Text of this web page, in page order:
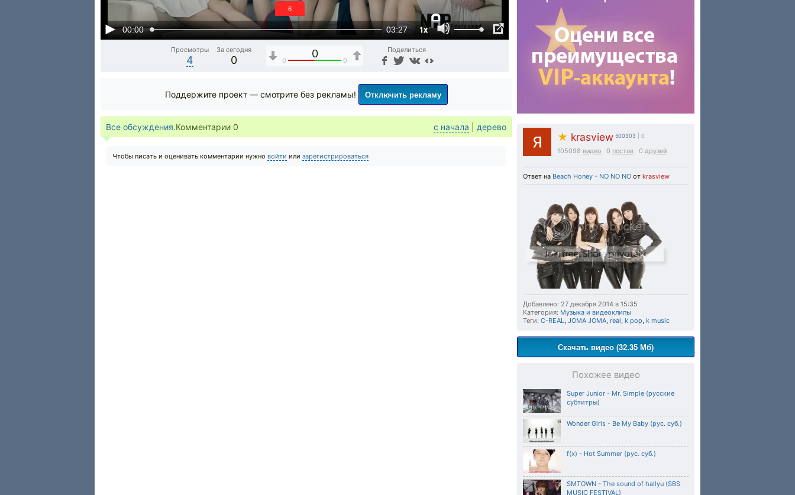
00:00 03:27 1x
6
Просмотры
4
За сегодня
0
0
0 0
Поделиться
★ krasview 500303 | 0
105098 видео 0 постов 0 друзей
Ответ на Beach Honey - NO NO NO от krasview
Добавлено: 27 декабря 2014 в 15:35
Категория: Музыка и видеоклипы
Теги: C-REAL JOMA JOMA real k pop k music
Скачать видео (32.35 Мб)
Похожее видео
Super Junior - Mr. Simple (русские
субтитры)
Wonder Girls - Be My Baby (рус. суб.)
f(x) - Hot Summer (рус. суб.)
SMTOWN - The sound of hallyu (SBS
MUSIC FESTIVAL)
Поддержите проект — смотрите без рекламы! Отключить рекламу
Все обсуждения.Комментарии 0 с начала дерево
Чтобы писать и оценивать комментарии нужно войти или зарегистрироваться